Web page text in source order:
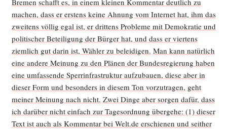
machen, dass er ers­tens kei­ne Ahnung vom Inter­net hat, ihm das
zwei­tens völ­lig egal ist, er drit­tens Pro­ble­me mit Demo­kra­tie und
poli­ti­scher Betei­li­gung der Bür­ger hat, und dass er vier­tens
ziem­lich gut dar­in ist, Wäh­ler zu belei­di­gen. Man kann natür­lich
eine ande­re Mei­nung zu den Plä­nen der Bun­des­re­gie­rung haben
eine umfas­sen­de Sperr­in­fra­struk­tur auf­zu­bau­en, die­se aber in
die­ser Form und beson­ders in die­sem Ton vor­zu­tra­gen, geht
mei­ner Mei­nung nach nicht. Zwei Din­ge aber sor­gen dafür, dass
ich dar­über nicht ein­fach zur Tages­ord­nung über­ge­he: (1) die­ser
Text ist auch als Kom­men­tar bei Welt.de erschie­nen und seit­her